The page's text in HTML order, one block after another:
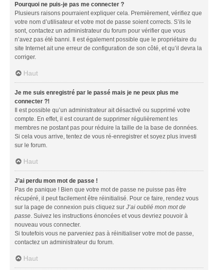
Pourquoi ne puis-je pas me connecter ?
Plusieurs raisons pourraient expliquer cela. Premièrement, vérifiez que
votre nom d’utilisateur et votre mot de passe soient corrects. S’ils le
sont, contactez un administrateur du forum pour vérifier que vous
n’avez pas été banni. Il est également possible que le propriétaire du
site Internet ait une erreur de configuration de son côté, et qu’il devra la
corriger.
Haut
Je me suis enregistré par le passé mais je ne peux plus me
connecter ?!
Il est possible qu’un administrateur ait désactivé ou supprimé votre
compte. En effet, il est courant de supprimer régulièrement les
membres ne postant pas pour réduire la taille de la base de données.
Si cela vous arrive, tentez de vous ré-enregistrer et soyez plus investi
sur le forum.
Haut
J’ai perdu mon mot de passe !
Pas de panique ! Bien que votre mot de passe ne puisse pas être
récupéré, il peut facilement être réinitialisé. Pour ce faire, rendez vous
sur la page de connexion puis cliquez sur J’ai oublié mon mot de
passe . Suivez les instructions énoncées et vous devriez pouvoir à
nouveau vous connecter.
Si toutefois vous ne parveniez pas à réinitialiser votre mot de passe,
contactez un administrateur du forum.
Haut